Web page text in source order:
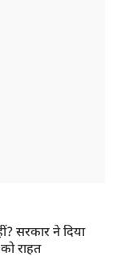
सरकार ने दिया
राहत